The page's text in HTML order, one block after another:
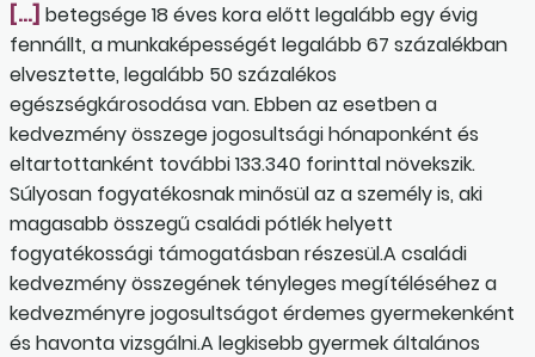
[…] betegsége 18 éves kora előtt legalább egy évig
fennállt, a munkaképességét legalább 67 százalékban
elvesztette, legalább 50 százalékos
egészségkárosodása van. Ebben az esetben a
kedvezmény összege jogosultsági hónaponként és
eltartottanként további 133.340 forinttal növekszik.
Súlyosan fogyatékosnak minősül az a személy is, aki
magasabb összegű családi pótlék helyett
fogyatékossági támogatásban részesül.A családi
kedvezmény összegének tényleges megítéléséhez a
kedvezményre jogosultságot érdemes gyermekenként
és havonta vizsgálni.A legkisebb gyermek általános